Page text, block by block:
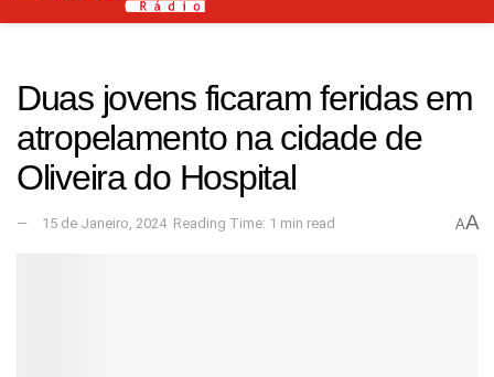
Duas jovens ficaram feridas em
atropelamento na cidade de
Oliveira do Hospital
15 de Janeiro, 2024 Reading Time: 1 min read AA